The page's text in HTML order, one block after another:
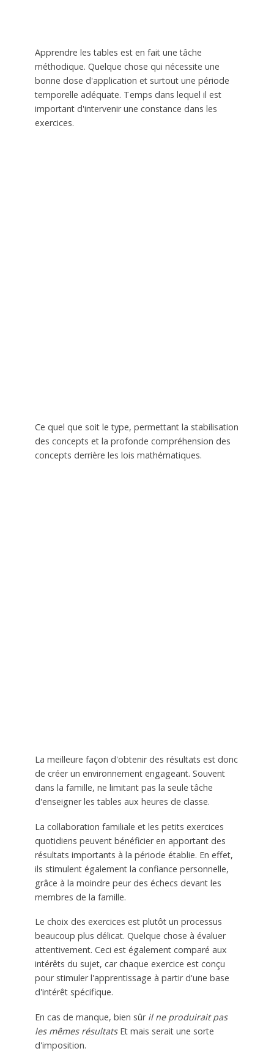
Apprendre les tables est en fait une tâche
méthodique. Quelque chose qui nécessite une
bonne dose d'application et surtout une période
temporelle adéquate. Temps dans lequel il est
important d'intervenir une constance dans les
exercices.
Ce quel que soit le type, permettant la stabilisation
des concepts et la profonde compréhension des
concepts derrière les lois mathématiques.
La meilleure façon d'obtenir des résultats est donc
de créer un environnement engageant. Souvent
dans la famille, ne limitant pas la seule tâche
d'enseigner les tables aux heures de classe.
La collaboration familiale et les petits exercices
quotidiens peuvent bénéficier en apportant des
résultats importants à la période établie. En effet,
ils stimulent également la confiance personnelle,
grâce à la moindre peur des échecs devant les
membres de la famille.
Le choix des exercices est plutôt un processus
beaucoup plus délicat. Quelque chose à évaluer
attentivement. Ceci est également comparé aux
intérêts du sujet, car chaque exercice est conçu
pour stimuler l'apprentissage à partir d'une base
d'intérêt spécifique.
En cas de manque, bien sûr il ne produirait pas
les mêmes résultatsEt mais serait une sorte
d'imposition.